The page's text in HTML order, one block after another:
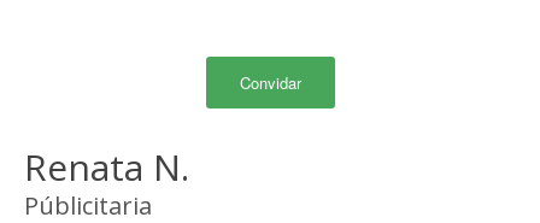
Convidar
Renata N.
Públicitaria